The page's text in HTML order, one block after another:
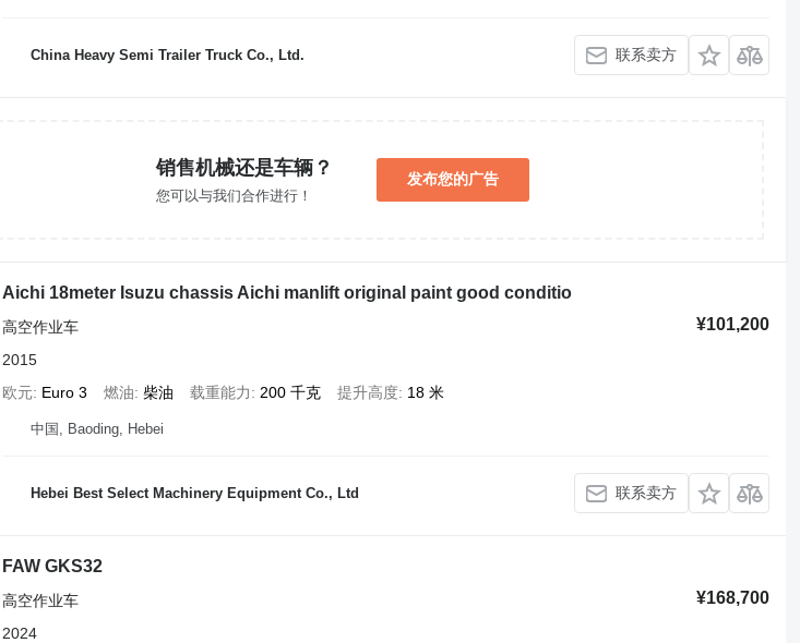
China Heavy Semi Trailer Truck Co., Ltd. 联系卖方
销售机械还是车辆？
您可以与我们合作进行！
发布您的广告
Aichi 18meter Isuzu chassis Aichi manlift original paint good conditio
¥101,200
高空作业车
2015
欧元 Euro 3 燃油 柴油 载重能力 200 千克 提升高度 18 米
中国, Baoding, Hebei
Hebei Best Select Machinery Equipment Co., Ltd 联系卖方
FAW GKS32
¥168,700
高空作业车
2024